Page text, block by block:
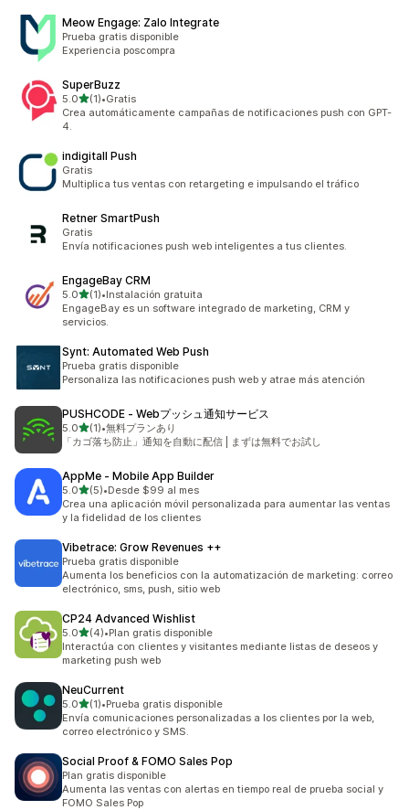
Meow Engage: Zalo Integrate
Prueba gratis disponible
Experiencia poscompra
SuperBuzz
5.0de 5 estrellas
(1)
1 reseñas en total
•Gratis
Crea automáticamente campañas de notificaciones push con GPT-
4.
indigitall Push
Gratis
Multiplica tus ventas con retargeting e impulsando el tráfico
Retner SmartPush
Gratis
Envía notificaciones push web inteligentes a tus clientes.
EngageBay CRM
5.0de 5 estrellas
(1)
1 reseñas en total
•Instalación gratuita
EngageBay es un software integrado de marketing, CRM y
servicios.
Synt: Automated Web Push
Prueba gratis disponible
Personaliza las notificaciones push web y atrae más atención
PUSHCODE ‑ Webプッシュ通知サービス
5.0de 5 estrellas
(1)
1 reseñas en total
•無料プランあり
「カゴ落ち防止」通知を自動に配信 | まずは無料でお試し
AppMe ‑ Mobile App Builder
5.0de 5 estrellas
(5)
5 reseñas en total
•Desde $99 al mes
Crea una aplicación móvil personalizada para aumentar las ventas
y la fidelidad de los clientes
Vibetrace: Grow Revenues ++
Prueba gratis disponible
Aumenta los beneficios con la automatización de marketing: correo
electrónico, sms, push, sitio web
CP24 Advanced Wishlist
5.0de 5 estrellas
(4)
4 reseñas en total
•Plan gratis disponible
Interactúa con clientes y visitantes mediante listas de deseos y
marketing push web
NeuCurrent
5.0de 5 estrellas
(1)
1 reseñas en total
•Prueba gratis disponible
Envía comunicaciones personalizadas a los clientes por la web,
correo electrónico y SMS.
Social Proof & FOMO Sales Pop
Plan gratis disponible
Aumenta las ventas con alertas en tiempo real de prueba social y
FOMO Sales Pop